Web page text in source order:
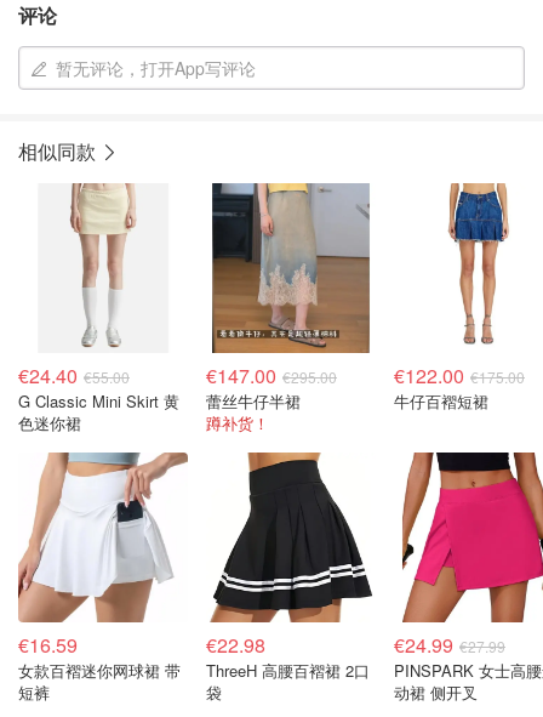
评论
暂无评论，打开App写评论
相似同款
€24.40 €55.00
G Classic Mini Skirt 黄
色迷你裙
€147.00 €295.00
蕾丝牛仔半裙
蹲补货！
€122.00 €175.00
牛仔百褶短裙
€16.59
女款百褶迷你网球裙 带
短裤
€22.98
ThreeH 高腰百褶裙 2口
袋
€24.99 €27.99
PINSPARK 女士高
动裙 侧开叉